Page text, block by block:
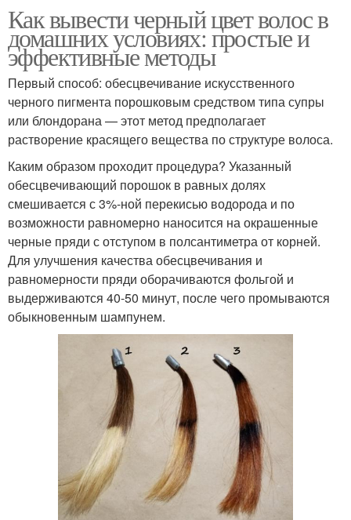
Как вывести черный цвет волос в
домашних условиях: простые и
эффективные методы
Первый способ: обесцвечивание искусственного
черного пигмента порошковым средством типа супры
или блондорана — этот метод предполагает
растворение красящего вещества по структуре волоса.
Каким образом проходит процедура? Указанный
обесцвечивающий порошок в равных долях
смешивается с 3%-ной перекисью водорода и по
возможности равномерно наносится на окрашенные
черные пряди с отступом в полсантиметра от корней.
Для улучшения качества обесцвечивания и
равномерности пряди оборачиваются фольгой и
выдерживаются 40-50 минут, после чего промываются
обыкновенным шампунем.